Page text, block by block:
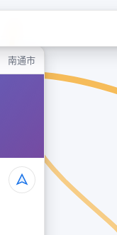
南通市